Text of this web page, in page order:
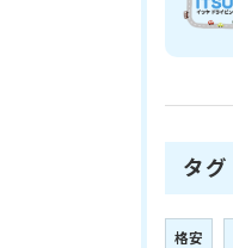
タグ
格安